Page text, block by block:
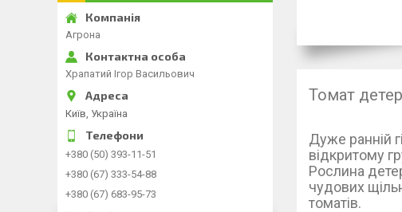
Томат
Дуже ранній
відкритому
Рослина
чудових
томатів.
Агрона
Храпатий Ігор Васильович
Київ, Україна
+380 (50) 393-11-51
+380 (67) 333-54-88
+380 (67) 683-95-73